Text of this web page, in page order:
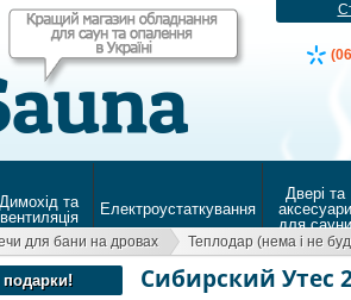
Димохід та
вентиляція
Електроустаткування
Двері та
аксесуари
для сауни
для бани на дровах Теплодар (нема і не
Сибирский Утес